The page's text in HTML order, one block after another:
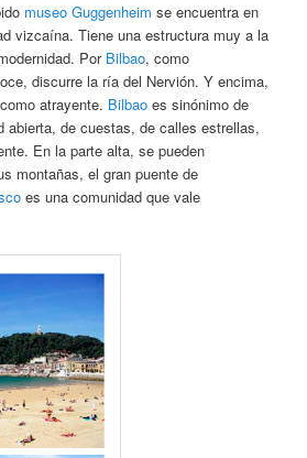
museo Guggenheim se encuentra en
vizcaína. Tiene una estructura muy a la
Por Bilbao, como
discurre la ría del Nervión. Y encima,
atrayente. Bilbaoes sinónimo de
abierta, de cuestas, de calles estrellas,
En la parte alta, se pueden
montañas, el gran puente de
es una comunidad que vale